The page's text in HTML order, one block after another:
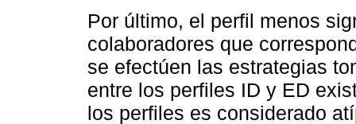
Por último, el perfil menos
colaboradores que
se efectúen las estrategias
entre los perfiles ID y ED
los perfiles es considerado